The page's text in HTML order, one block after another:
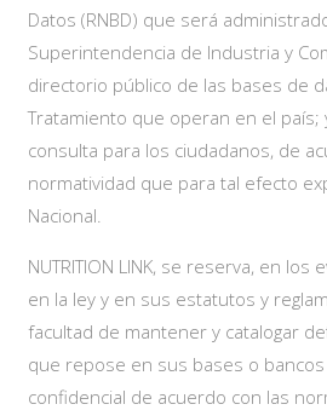
Datos (RNBD) que será
Superintendencia de Industria y
directorio público de las bases de
Tratamiento que operan en el
consulta para los ciudadanos, de
normatividad que para tal efecto
Nacional.
NUTRITION LINK, se reserva, en
en la ley y en sus estatutos y
facultad de mantener y catalogar
que repose en sus bases o
confidencial de acuerdo con las